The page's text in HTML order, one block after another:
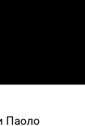
Паоло